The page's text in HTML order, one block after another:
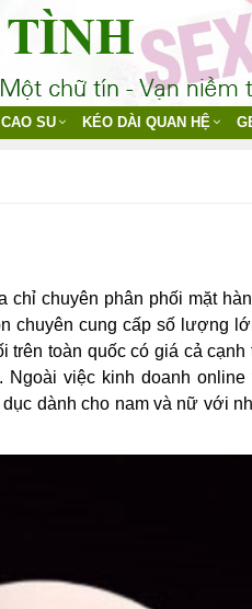
SU KÉO DÀI QUAN HỆ
chỉ chuyên phân phối mặt
chuyên cung cấp số lượng
toàn quốc có giá cả
việc kinh doanh
dành cho nam và nữ với